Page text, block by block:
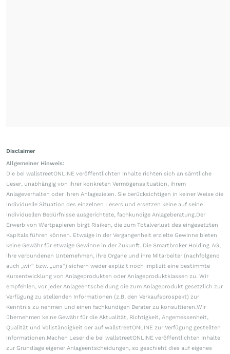
Disclaimer
Allgemeiner Hinweis:
Die bei wallstreetONLINE veröffentlichten Inhalte richten sich an sämtliche
Leser, unabhängig von ihrer konkreten Vermögenssituation, ihrem
Anlageverhalten oder ihren Anlagezielen. Sie berücksichtigen in keiner Weise die
individuelle Situation des einzelnen Lesers und ersetzen keine auf seine
individuellen Bedürfnisse ausgerichtete, fachkundige Anlageberatung.Der
Erwerb von Wertpapieren birgt Risiken, die zum Totalverlust des eingesetzten
Kapitals führen können. Etwaige in der Vergangenheit erzielte Gewinne bieten
keine Gewähr für etwaige Gewinne in der Zukunft. Die Smartbroker Holding AG,
ihre verbundenen Unternehmen, ihre Organe und ihre Mitarbeiter (nachfolgend
auch „wir“ bzw. „uns“) sichern weder explizit noch implizit eine bestimmte
Kursentwicklung von Anlageprodukten oder Anlageproduktklassen zu. Wir
empfehlen, vor jeder Anlageentscheidung die zum Anlageprodukt gesetzlich zur
Verfügung zu stellenden Informationen (z.B. den Verkaufsprospekt) zur
Kenntnis zu nehmen und einen fachkundigen Berater zu konsultieren.Wir
übernehmen keine Gewähr für die Aktualität, Richtigkeit, Angemessenheit,
Qualität und Vollständigkeit der auf wallstreetONLINE zur Verfügung gestellten
Informationen.Machen Leser die bei wallstreetONLINE veröffentlichten Inhalte
zur Grundlage eigener Anlageentscheidungen, so geschieht dies auf eigenes